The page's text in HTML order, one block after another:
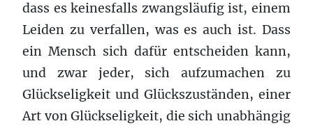
dass es keinesfalls zwangsläufig ist, einem
Leiden zu verfallen, was es auch ist. Dass
ein Mensch sich dafür entscheiden kann,
und zwar jeder, sich aufzumachen zu
Glückseligkeit und Glückszuständen, einer
Art von Glückseligkeit, die sich unabhängig